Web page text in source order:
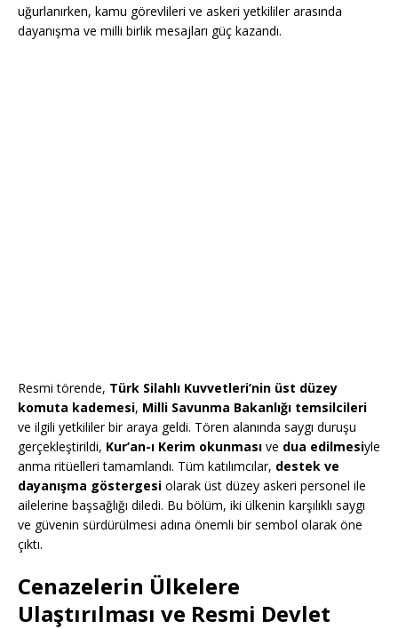
uğurlanırken, kamu görevlileri ve askeri yetkililer arasında
dayanışma ve milli birlik mesajları güç kazandı.
Resmi törende, Türk Silahlı Kuvvetleri’nin üst düzey
komuta kademesi, Milli Savunma Bakanlığı temsilcileri
ve ilgili yetkililer bir araya geldi. Tören alanında saygı duruşu
gerçekleştirildi, Kur’an-ı Kerim okunması ve dua edilmesiyle
anma ritüelleri tamamlandı. Tüm katılımcılar, destek ve
dayanışma göstergesi olarak üst düzey askeri personel ile
ailelerine başsağlığı diledi. Bu bölüm, iki ülkenin karşılıklı saygı
ve güvenin sürdürülmesi adına önemli bir sembol olarak öne
çıktı.
Cenazelerin Ülkelere
Ulaştırılması ve Resmi Devlet